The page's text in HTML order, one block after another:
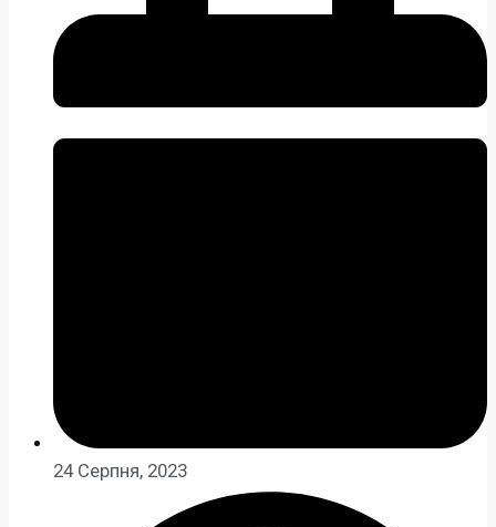
24 Серпня, 2023